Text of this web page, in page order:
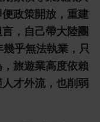
政策開放，重建
，自己帶大陸團
乎無法執業，只
旅遊業高度依賴
才外流，也削弱